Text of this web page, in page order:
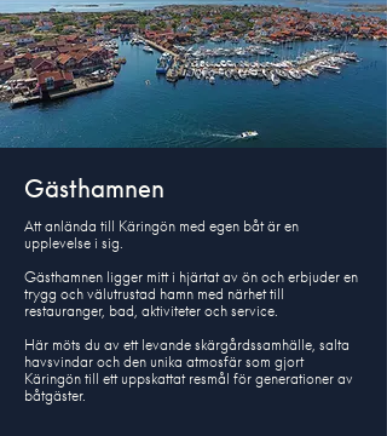
Gästhamnen
Att anlända till Käringön med egen båt är en
upplevelse i sig.
Gästhamnen ligger mitt i hjärtat av ön och erbjuder en
trygg och välutrustad hamn med närhet till
restauranger, bad, aktiviteter och service.
Här möts du av ett levande skärgårdssamhälle, salta
havsvindar och den unika atmosfär som gjort
Käringön till ett uppskattat resmål för generationer av
båtgäster.​